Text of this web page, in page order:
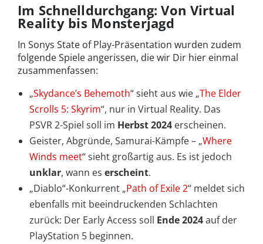
Im Schnelldurchgang: Von Virtual
Reality bis Monsterjagd
In Sonys State of Play-Präsentation wurden zudem
folgende Spiele angerissen, die wir Dir hier einmal
zusammenfassen:
„Skydance’s Behemoth“ sieht aus wie „The Elder
Scrolls 5: Skyrim“, nur in Virtual Reality. Das
PSVR 2-Spiel soll im Herbst 2024 erscheinen.
Geister, Abgründe, Samurai-Kämpfe – „Where
Winds meet“ sieht großartig aus. Es ist jedoch
unklar, wann es erscheint.
„Diablo“-Konkurrent „Path of Exile 2“ meldet sich
ebenfalls mit beeindruckenden Schlachten
zurück: Der Early Access soll Ende 2024auf der
PlayStation 5 beginnen.